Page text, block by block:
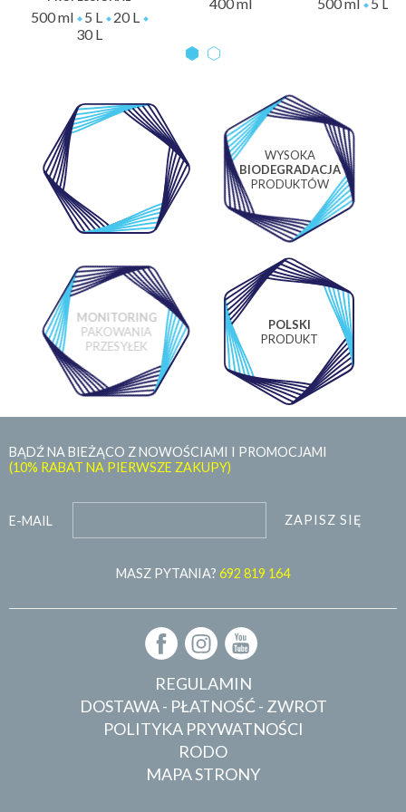
500 ml 5 L
20 L
30 L
WYSOKA
BIODEGRADACJA
PRODUKTÓW
MONITORING
PAKOWANIA
PRZESYŁEK
POLSKI
PRODUKT
BĄDŹ NA BIEŻĄCO Z NOWOŚCIAMI I PROMOCJAMI
(10% RABAT NA PIERWSZE ZAKUPY)
E-MAIL ZAPISZ SIĘ
MASZ PYTANIA? 692 819 164
REGULAMIN
DOSTAWA - PŁATNOŚĆ - ZWROT
POLITYKA PRYWATNOŚCI
RODO
MAPA STRONY